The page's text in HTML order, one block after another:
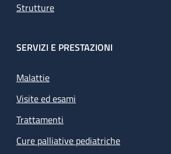
Strutture
SERVIZI E PRESTAZIONI
Malattie
Visite ed esami
Trattamenti
Cure palliative pediatriche